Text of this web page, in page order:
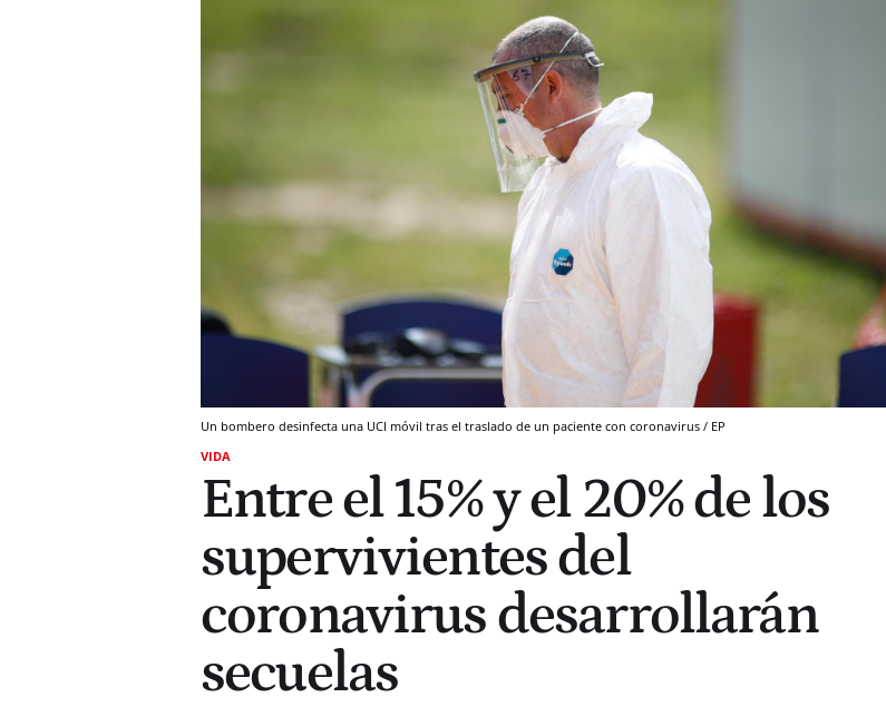
Un bombero desinfecta una UCI móvil tras el traslado de un paciente con coronavirus / EP
VIDA
Entre el 15% y el 20% de los
supervivientes del
coronavirus desarrollarán
secuelas